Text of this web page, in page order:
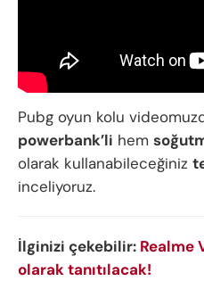
Pubg oyun kolu
powerbank’li hem
olarak kullanabileceğiniz
inceliyoruz.
İlginizi çekebilir: Realme
olarak tanıtılacak!